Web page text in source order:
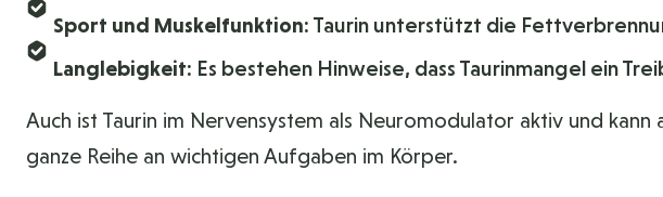
Sport und Muskelfunktion: Taurin unterstützt die
Langlebigkeit: Es bestehen Hinweise, dass Taurinmangel ein
Auch ist Taurin im Nervensystem als Neuromodulator aktiv und kann
ganze Reihe an wichtigen Aufgaben im Körper.